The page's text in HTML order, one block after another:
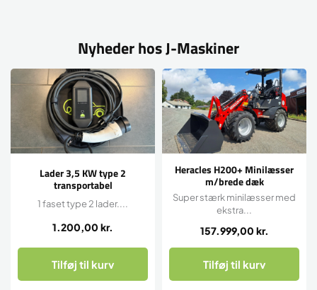
Nyheder hos J-Maskiner
Lader 3,5 KW type 2
transportabel
1.200,00 kr.
1 faset type 2 lader....
Tilføj til kurv
Heracles H200+ Minilæsser
m/brede dæk
157.999,00 kr.
Super stærk minilæsser med
ekstra...
Tilføj til kurv